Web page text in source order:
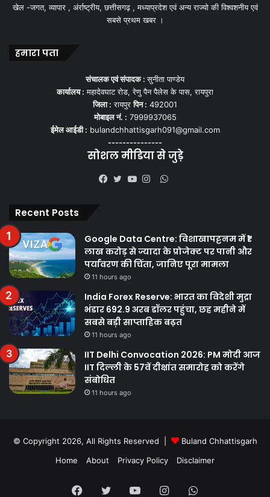
खेल -जगत, व्यापार , अंर्राष्ट्रीय, छत्तीसगढ़ , मध्याप्रदेश एवं अन्य राज्यो की विश्वशनीय एवं
सबसे प्रथम खबर ।
हमारा पता
संचालक एवं संपादक :सुनीता पाण्डेय
कार्यालय : महादेवघाट रोड, रेणु पैन पैलेस के पास, रायपुरा
जिला : रायपुरपिन : 492001
मोबाइल नं. : 7999937065
ईमेल आईडी : bulandchhattisgarh091@gmail.com
---------------
सोशल मीडिया से जुड़े
WhatsApp
Recent Posts
Google Data Centre: विशाखापट्टनम में ₹1
लाख करोड़ से ज्यादा के प्रोजेक्ट पर पानी और
पर्यावरण की चिंता, जानिए पूरा मामला
11 hours ago
India Forex Reserve: भारत का विदेशी मुद्रा
भंडार 692.9 अरब डॉलर पहुंचा, छह महीने में
सबसे बड़ी साप्ताहिक बढ़त
11 hours ago
IIT Delhi Convocation 2026: PM मोदी आज
IIT दिल्ली के 57वें दीक्षांत समारोह को करेंगे
संबोधित
11 hours ago
© Copyright 2026, All Rights Reserved |
Buland Chhattisgarh
Home
About Privacy Policy Disclaimer
Facebook
Twitter YouTubeInstagramWhatsApp